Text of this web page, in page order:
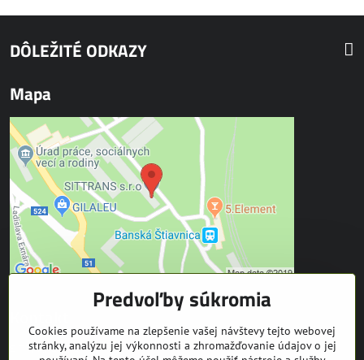
DÔLEŽITÉ ODKAZY
Mapa
SITTRANS s.r.o.
Predvoľby súkromia
Cookies používame na zlepšenie vašej návštevy tejto webovej
stránky, analýzu jej výkonnosti a zhromažďovanie údajov o jej